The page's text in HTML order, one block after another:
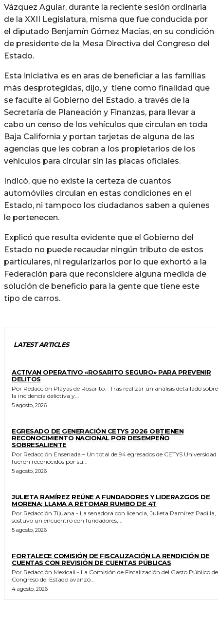
Vázquez Aguiar, durante la reciente sesión ordinaria
de la XXII Legislatura, misma que fue conducida por
el diputado Benjamín Gómez Macías, en su condición
de presidente de la Mesa Directiva del Congreso del
Estado.
Esta iniciativa es en aras de beneficiar a las familias
más desprotegidas, dijo, y tiene como finalidad que
se faculte al Gobierno del Estado, a través de la
Secretaría de Planeación y Finanzas, para llevar a
cabo un censo de los vehículos que circulan en toda
Baja California y portan tarjetas de alguna de las
agencias que les cobran a los propietarios de los
vehículos para circular sin las placas oficiales.
Indicó, que no existe la certeza de cuantos
automóviles circulan en estas condiciones en el
Estado, ni tampoco los ciudadanos saben a quienes
le pertenecen.
Explicó que resulta evidente que el Gobierno del
Estado no puede recaudar ningún tributo de estos
particulares, ni regularizarlos por lo que exhortó a la
Federación para que reconsidere alguna medida de
solución de beneficio para la gente que tiene este
tipo de carros.
LATEST ARTICLES
ACTIVAN OPERATIVO «ROSARITO SEGURO» PARA PREVENIR
DELITOS
Por Redacción Playas de Rosarito.- Tras realizar un análisis detallado sobre
la incidencia delictiva y...
5 agosto, 2026
EGRESADO DE GENERACIÓN CETYS 2026 OBTIENEN
RECONOCIMIENTO NACIONAL POR DESEMPEÑO
SOBRESALIENTE
Por Redacción Ensenada.– Un total de 94 egresados de CETYS Universidad
fueron reconocidos por su...
5 agosto, 2026
JULIETA RAMÍREZ REÚNE A FUNDADORES Y LIDERAZGOS DE
MORENA; LLAMA A RETOMAR RUMBO DE 4T
Por Redacción Tijuana.- La senadora con licencia, Julieta Ramírez Padilla,
sostuvo un encuentro con fundadores,...
5 agosto, 2026
FORTALECE COMISIÓN DE FISCALIZACIÓN LA RENDICIÓN DE
CUENTAS CON REVISIÓN DE CUENTAS PÚBLICAS
Por Redacción Mexicali.- La Comisión de Fiscalización del Gasto Público del
Congreso del Estado avanzó...
4 agosto, 2026